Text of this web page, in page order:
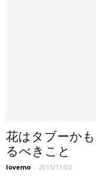
花はタブーか
るべきこと
lovemo - 2015/11/03